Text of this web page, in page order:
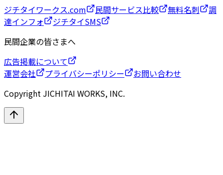
ジチタイワークス.com
民間サービス比較 無料名刺
調
達インフォ
ジチタイSMS
民間企業の皆さまへ
広告掲載について
運営会社
プライバシーポリシー
お問い合わせ
Copyright JICHITAI WORKS, INC.